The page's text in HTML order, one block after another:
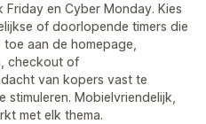
en Cyber Monday. Kies
of doorlopende timers die
aan de homepage,
checkout of
van kopers vast te
stimuleren. Mobielvriendelijk,
met elk thema.